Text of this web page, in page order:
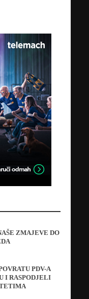
ZMAJEVE DO
PDV-A
I RASPODJELI